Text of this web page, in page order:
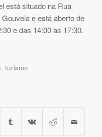
está situado na Rua
e está aberto de
e das 14:00 às 17:30.
, turismo